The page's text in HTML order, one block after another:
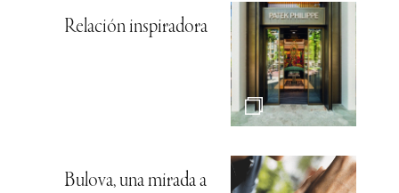
Relación inspiradora
Bulova, una mirada a